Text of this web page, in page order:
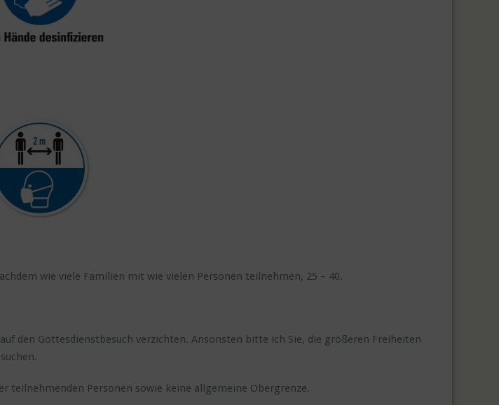
wie viele Familien mit wie vielen Personen teilnehmen, 25 – 40.
den Gottesdienstbesuch verzichten. Ansonsten bitte ich Sie, die größeren Freiheiten
teilnehmenden Personen sowie keine allgemeine Obergrenze.